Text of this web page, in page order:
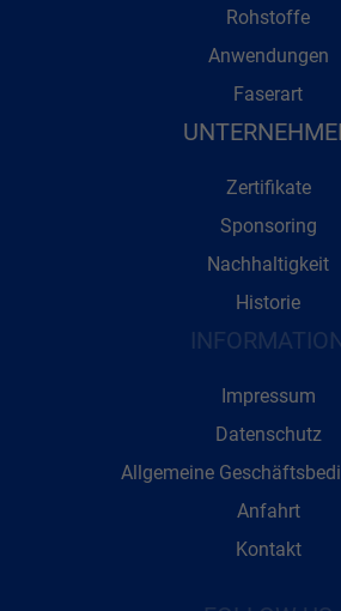
Rohstoffe
Anwendungen
Faserart
Zertifikate
Sponsoring
Nachhaltigkeit
Historie
Impressum
Datenschutz
Allgemeine
Anfahrt
Kontakt